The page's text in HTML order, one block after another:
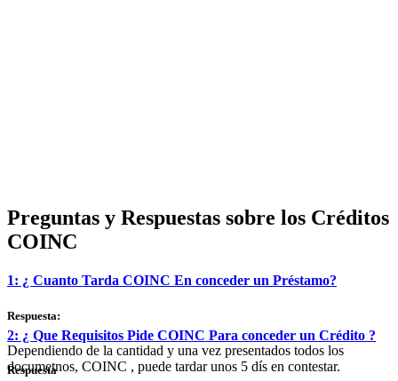
Preguntas y Respuestas sobre los Créditos
COINC
1: ¿ Cuanto Tarda COINC En conceder un Préstamo?
Respuesta:
Dependiendo de la cantidad y una vez presentados todos los
documetnos, COINC , puede tardar unos 5 dís en contestar.
2: ¿ Que Requisitos Pide COINC Para conceder un Crédito ?
Respuesta